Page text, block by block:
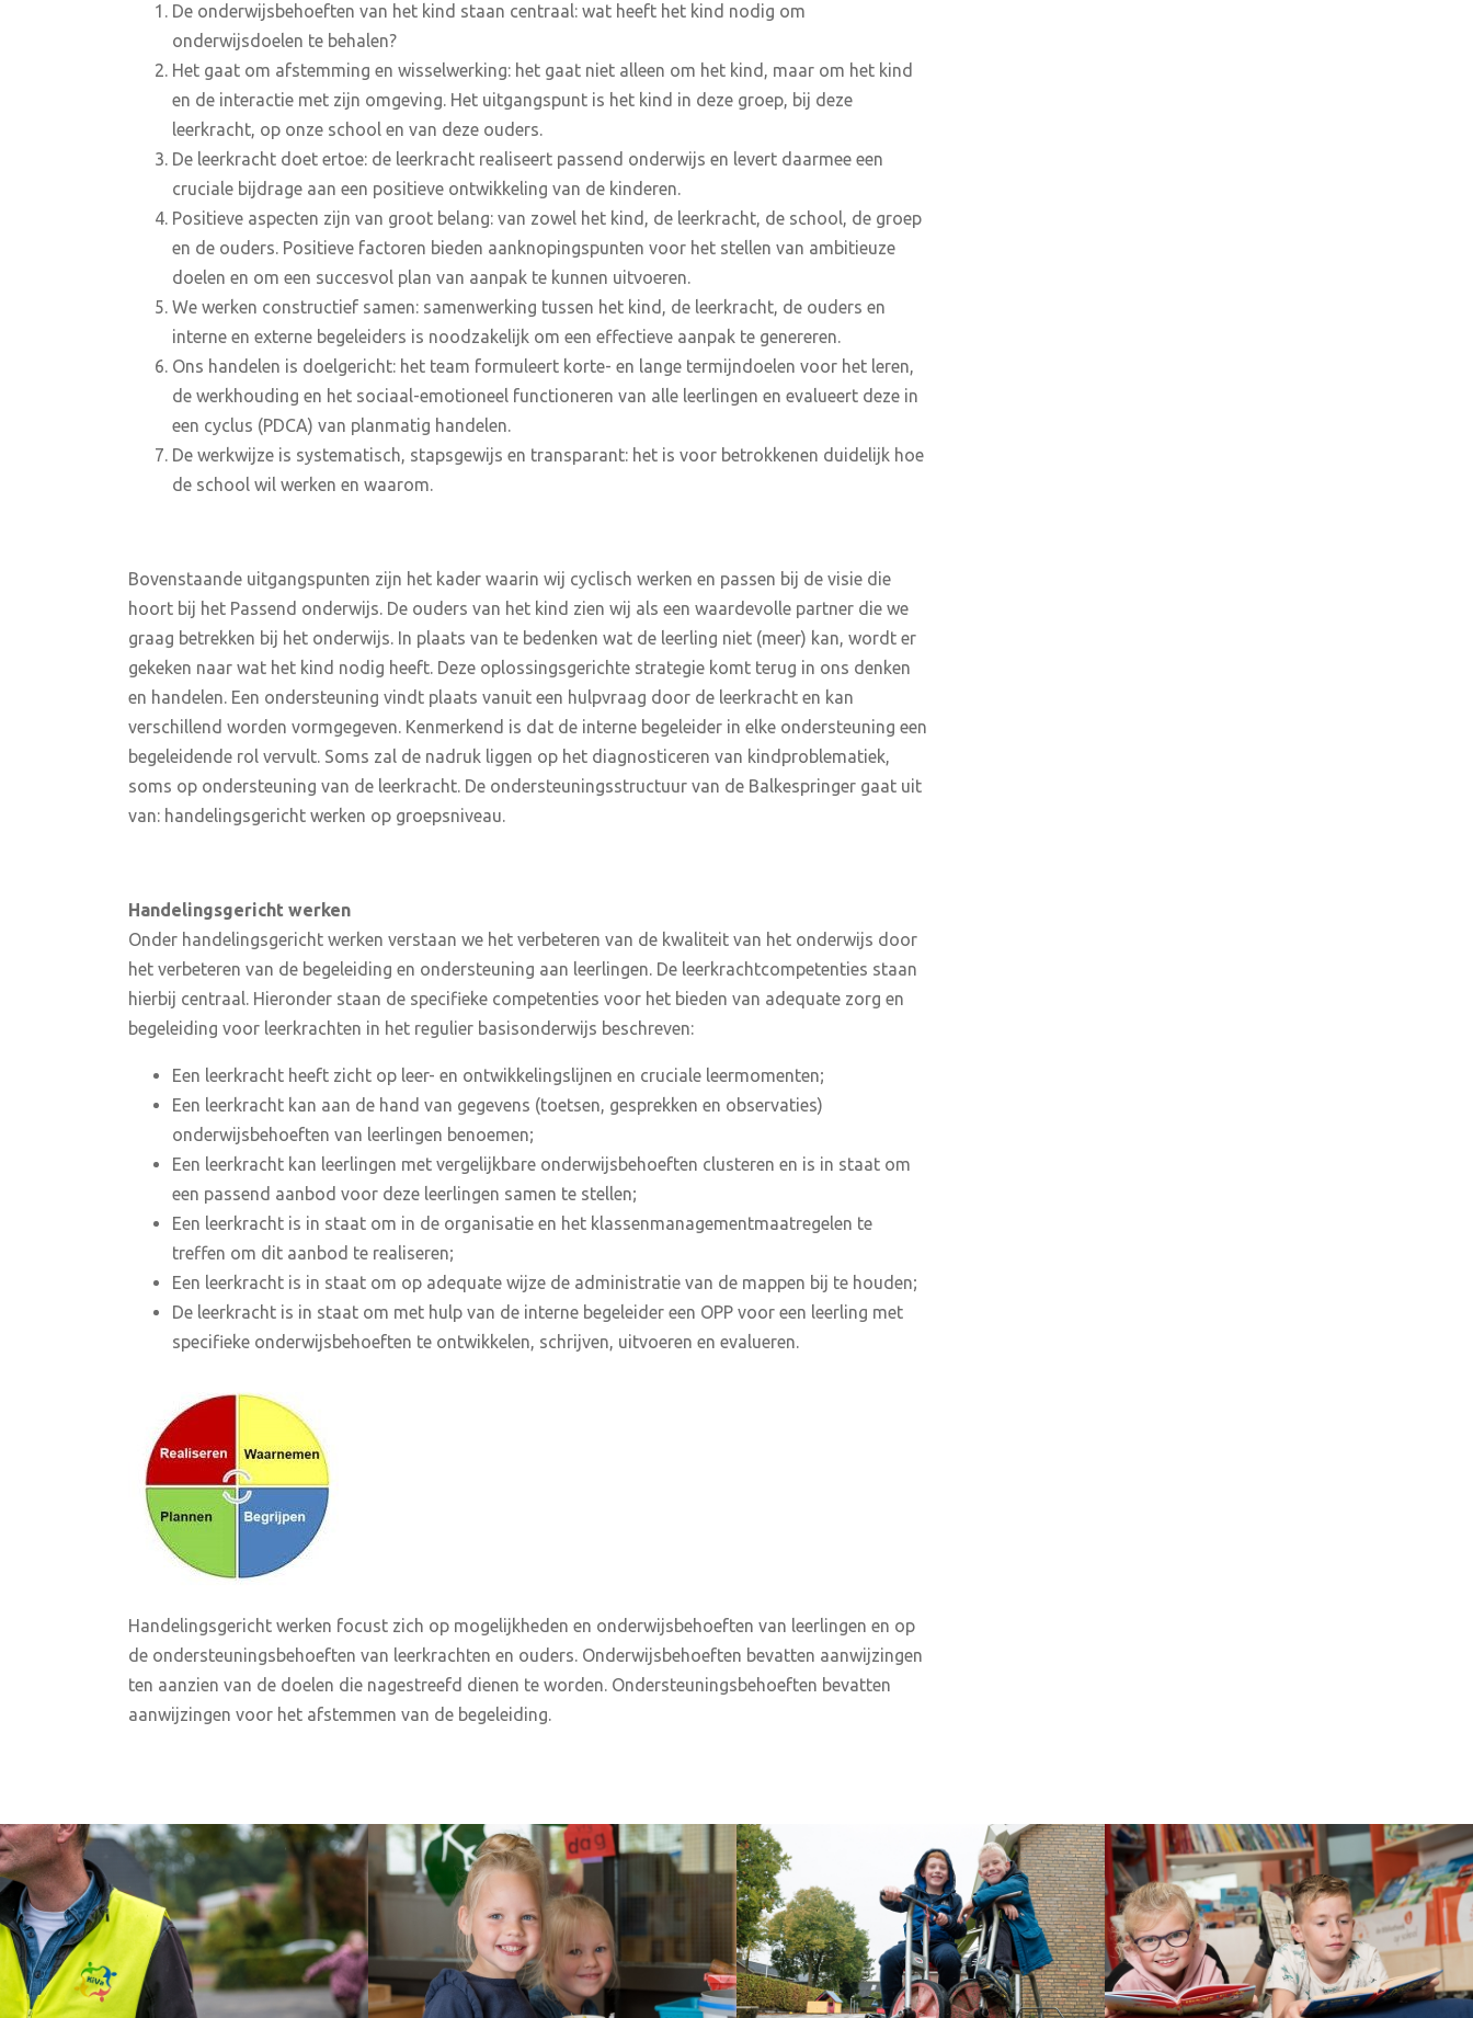
De onderwijsbehoeften van het kind staan centraal: wat heeft het kind nodig om
onderwijsdoelen te behalen?
Het gaat om afstemming en wisselwerking: het gaat niet alleen om het kind, maar om het kind
en de interactie met zijn omgeving. Het uitgangspunt is het kind in deze groep, bij deze
leerkracht, op onze school en van deze ouders.
De leerkracht doet ertoe: de leerkracht realiseert passend onderwijs en levert daarmee een
cruciale bijdrage aan een positieve ontwikkeling van de kinderen.
Positieve aspecten zijn van groot belang: van zowel het kind, de leerkracht, de school, de groep
en de ouders. Positieve factoren bieden aanknopingspunten voor het stellen van ambitieuze
doelen en om een succesvol plan van aanpak te kunnen uitvoeren.
We werken constructief samen: samenwerking tussen het kind, de leerkracht, de ouders en
interne en externe begeleiders is noodzakelijk om een effectieve aanpak te genereren.
Ons handelen is doelgericht: het team formuleert korte- en lange termijndoelen voor het leren,
de werkhouding en het sociaal-emotioneel functioneren van alle leerlingen en evalueert deze in
een cyclus (PDCA) van planmatig handelen.
De werkwijze is systematisch, stapsgewijs en transparant: het is voor betrokkenen duidelijk hoe
de school wil werken en waarom.
Bovenstaande uitgangspunten zijn het kader waarin wij cyclisch werken en passen bij de visie die
hoort bij het Passend onderwijs. De ouders van het kind zien wij als een waardevolle partner die we
graag betrekken bij het onderwijs. In plaats van te bedenken wat de leerling niet (meer) kan, wordt er
gekeken naar wat het kind nodig heeft. Deze oplossingsgerichte strategie komt terug in ons denken
en handelen. Een ondersteuning vindt plaats vanuit een hulpvraag door de leerkracht en kan
verschillend worden vormgegeven. Kenmerkend is dat de interne begeleider in elke ondersteuning een
begeleidende rol vervult. Soms zal de nadruk liggen op het diagnosticeren van kindproblematiek,
soms op ondersteuning van de leerkracht. De ondersteuningsstructuur van de Balkespringer gaat uit
van: handelingsgericht werken op groepsniveau.
Handelingsgericht werken
Onder handelingsgericht werken verstaan we het verbeteren van de kwaliteit van het onderwijs door
het verbeteren van de begeleiding en ondersteuning aan leerlingen. De leerkrachtcompetenties staan
hierbij centraal. Hieronder staan de specifieke competenties voor het bieden van adequate zorg en
begeleiding voor leerkrachten in het regulier basisonderwijs beschreven:
Een leerkracht heeft zicht op leer- en ontwikkelingslijnen en cruciale leermomenten;
Een leerkracht kan aan de hand van gegevens (toetsen, gesprekken en observaties)
onderwijsbehoeften van leerlingen benoemen;
Een leerkracht kan leerlingen met vergelijkbare onderwijsbehoeften clusteren en is in staat om
een passend aanbod voor deze leerlingen samen te stellen;
Een leerkracht is in staat om in de organisatie en het klassenmanagementmaatregelen te
treffen om dit aanbod te realiseren;
Een leerkracht is in staat om op adequate wijze de administratie van de mappen bij te houden;
De leerkracht is in staat om met hulp van de interne begeleider een OPP voor een leerling met
specifieke onderwijsbehoeften te ontwikkelen, schrijven, uitvoeren en evalueren.
Handelingsgericht werken focust zich op mogelijkheden en onderwijsbehoeften van leerlingen en op
de ondersteuningsbehoeften van leerkrachten en ouders. Onderwijsbehoeften bevatten aanwijzingen
ten aanzien van de doelen die nagestreefd dienen te worden. Ondersteuningsbehoeften bevatten
aanwijzingen voor het afstemmen van de begeleiding.